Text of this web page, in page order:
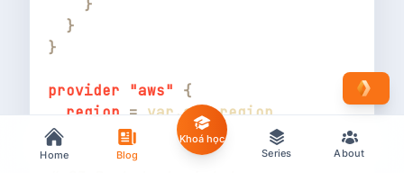
}
}
}
provider "aws" {
region =
}
Home Blog
Khoá học
Series
About